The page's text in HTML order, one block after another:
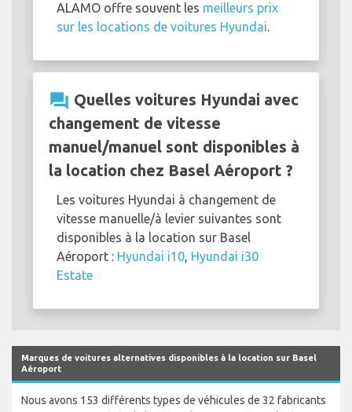
ALAMO offre souvent les meilleurs prix
sur les locations de voitures Hyundai.
question_answer Quelles voitures Hyundai avec
changement de vitesse
manuel/manuel sont disponibles à
la location chez Basel Aéroport ?
Les voitures Hyundai à changement de
vitesse manuelle/à levier suivantes sont
disponibles à la location sur Basel
Aéroport : Hyundai i10, Hyundai i30
Estate
Marques de voitures alternatives disponibles à la location sur Basel
Aéroport
Nous avons 153 différents types de véhicules de 32 fabricants